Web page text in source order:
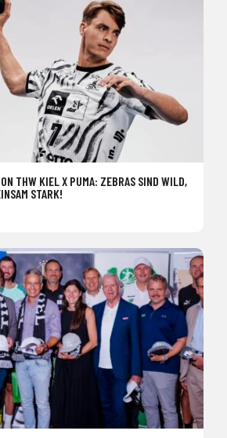
THW KIEL X PUMA: ZEBRAS SIND WILD,
STARK!